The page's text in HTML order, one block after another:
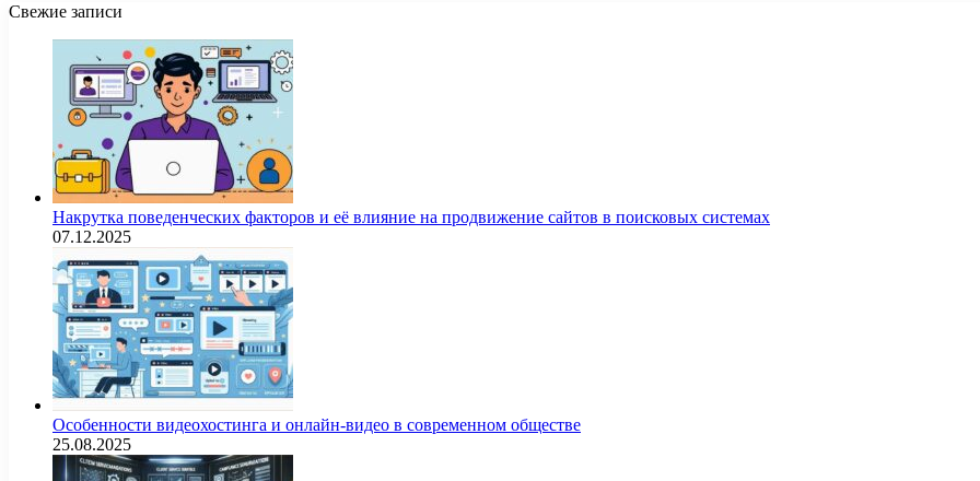
Свежие записи
Накрутка поведенческих факторов и её влияние на продвижение сайтов в поисковых системах
07.12.2025
Особенности видеохостинга и онлайн-видео в современном обществе
25.08.2025